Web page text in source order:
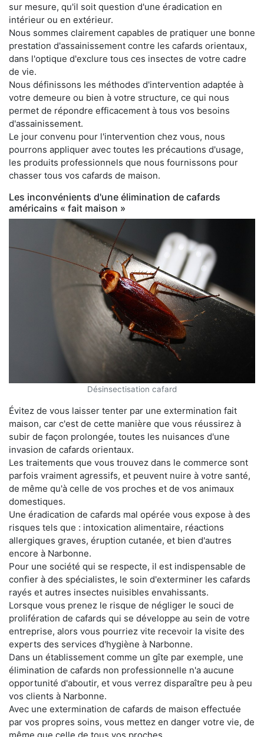
sur mesure, qu'il soit question d'une éradication en
intérieur ou en extérieur.
Nous sommes clairement capables de pratiquer une bonne
prestation d'assainissement contre les cafards orientaux,
dans l'optique d'exclure tous ces insectes de votre cadre
de vie.
Nous définissons les méthodes d'intervention adaptée à
votre demeure ou bien à votre structure, ce qui nous
permet de répondre efficacement à tous vos besoins
d'assainissement.
Le jour convenu pour l'intervention chez vous, nous
pourrons appliquer avec toutes les précautions d'usage,
les produits professionnels que nous fournissons pour
chasser tous vos cafards de maison.
Les inconvénients d'une élimination de cafards
américains « fait maison »
Désinsectisation cafard
Évitez de vous laisser tenter par une extermination fait
maison, car c'est de cette manière que vous réussirez à
subir de façon prolongée, toutes les nuisances d'une
invasion de cafards orientaux.
Les traitements que vous trouvez dans le commerce sont
parfois vraiment agressifs, et peuvent nuire à votre santé,
de même qu'à celle de vos proches et de vos animaux
domestiques.
Une éradication de cafards mal opérée vous expose à des
risques tels que : intoxication alimentaire, réactions
allergiques graves, éruption cutanée, et bien d'autres
encore à Narbonne.
Pour une société qui se respecte, il est indispensable de
confier à des spécialistes, le soin d'exterminer les cafards
rayés et autres insectes nuisibles envahissants.
Lorsque vous prenez le risque de négliger le souci de
prolifération de cafards qui se développe au sein de votre
entreprise, alors vous pourriez vite recevoir la visite des
experts des services d'hygiène à Narbonne.
Dans un établissement comme un gîte par exemple, une
élimination de cafards non professionnelle n'a aucune
opportunité d'aboutir, et vous verrez disparaître peu à peu
vos clients à Narbonne.
Avec une extermination de cafards de maison effectuée
par vos propres soins, vous mettez en danger votre vie, de